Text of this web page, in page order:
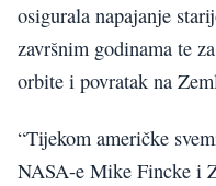
osigurala napajanje
završnim godinama te
orbite i povratak na
“Tijekom američke
NASA-e Mike Fincke i